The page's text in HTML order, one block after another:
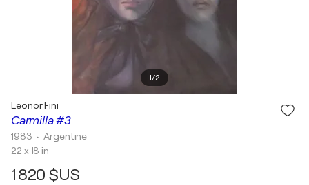
1/2
Carmilla #3
Leonor Fini
1983 • Argentine
22 x 18 in
1 820 $US